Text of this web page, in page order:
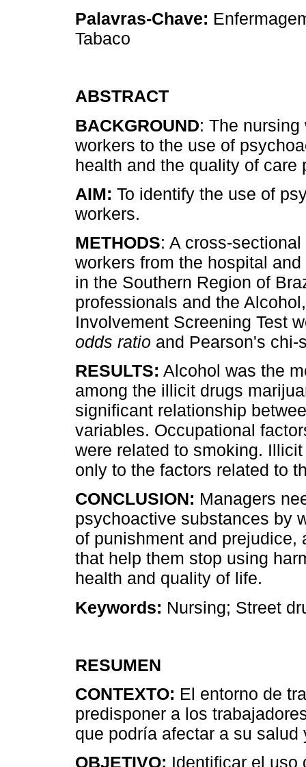
Palavras-Chave:
Tabaco
ABSTRACT
BACKGROUND: The
workers to the use of
health and the quality of care
AIM: To identify the use of
workers.
METHODS: A cross-
workers from the hospital
in the Southern Region of
professionals and the
Involvement Screening Test
odds ratio and Pearson's chi-
RESULTS: Alcohol was the
among the illicit drugs
significant relationship
variables. Occupational
were related to smoking.
only to the factors related to
CONCLUSION: Managers
psychoactive substances by
of punishment and prejudice,
that help them stop using
health and quality of life.
Keywords: Nursing; Street
RESUMEN
CONTEXTO: El entorno de
predisponer a los
que podría afectar a su
OBJETIVO: Identificar el uso